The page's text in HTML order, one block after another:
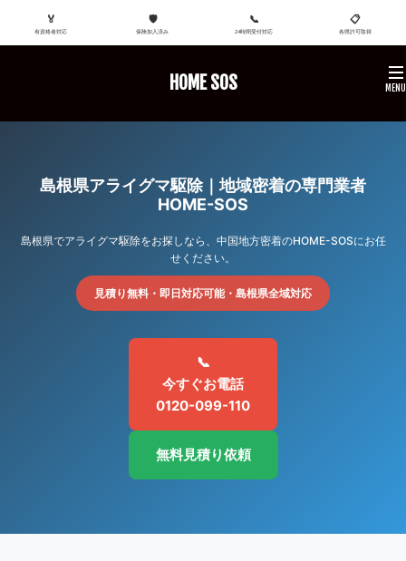
🏅
有資格者対応
🛡️
保険加入済み
📞
24時間受付対応
📋
各県許可取得
HOME SOS
島根県アライグマ駆除｜地域密着の専門業者
HOME-SOS
島根県でアライグマ駆除をお探しなら、中国地方密着のHOME-SOSにお任
せください。
見積り無料・即日対応可能・島根県全域対応
📞
今すぐお電話
0120-099-110
無料見積り依頼